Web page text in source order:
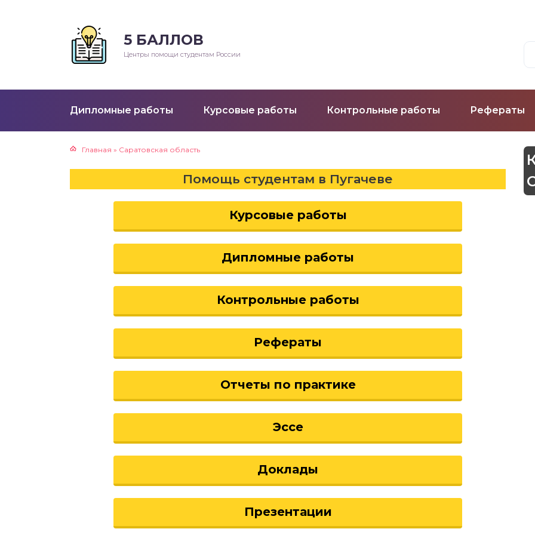
5 БАЛЛОВ
Центры помощи студентам России
Дипломные работы Курсовые работы Контрольные работы Рефераты
Главная » Саратовская область
Помощь студентам в Пугачеве
Курсовые работы
Дипломные работы
Контрольные работы
Рефераты
Отчеты по практике
Эссе
Доклады
Презентации
работы
работы